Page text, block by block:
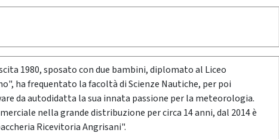
1980, sposato con due bambini, diplomato al Liceo
ha frequentato la facoltà di Scienze Nautiche, per poi
da autodidatta la sua innata passione per la meteorologia.
nella grande distribuzione per circa 14 anni, dal 2014 è
Ricevitoria Angrisani".